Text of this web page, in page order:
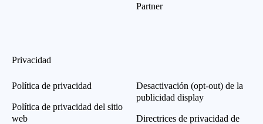
Partner
Privacidad
Política de privacidad
Política de privacidad del sitio
web
Desactivación (opt-out) de la
publicidad display
Directrices de privacidad de